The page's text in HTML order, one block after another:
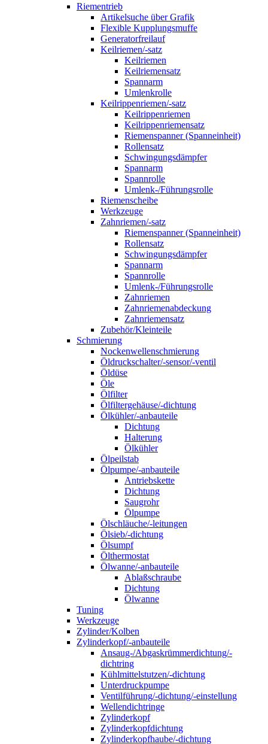
Riementrieb
Artikelsuche über Grafik
Flexible Kupplungsmuffe
Generatorfreilauf
Keilriemen/-satz
Keilriemen
Keilriemensatz
Spannarm
Umlenkrolle
Keilrippenriemen/-satz
Keilrippenriemen
Keilrippenriemensatz
Riemenspanner (Spanneinheit)
Rollensatz
Schwingungsdämpfer
Spannarm
Spannrolle
Umlenk-/Führungsrolle
Riemenscheibe
Werkzeuge
Zahnriemen/-satz
Riemenspanner (Spanneinheit)
Rollensatz
Schwingungsdämpfer
Spannarm
Spannrolle
Umlenk-/Führungsrolle
Zahnriemen
Zahnriemenabdeckung
Zahnriemensatz
Zubehör/Kleinteile
Schmierung
Nockenwellenschmierung
Öldruckschalter/-sensor/-ventil
Öldüse
Öle
Ölfilter
Ölfiltergehäuse/-dichtung
Ölkühler/-anbauteile
Dichtung
Halterung
Ölkühler
Ölpeilstab
Ölpumpe/-anbauteile
Antriebskette
Dichtung
Saugrohr
Ölpumpe
Ölschläuche/-leitungen
Ölsieb/-dichtung
Ölsumpf
Ölthermostat
Ölwanne/-anbauteile
Ablaßschraube
Dichtung
Ölwanne
Tuning
Werkzeuge
Zylinder/Kolben
Zylinderkopf/-anbauteile
Ansaug-/Abgaskrümmerdichtung/-
dichtring
Kühlmittelstutzen/-dichtung
Unterdruckpumpe
Ventilführung/-dichtung/-einstellung
Wellendichtringe
Zylinderkopf
Zylinderkopfdichtung
Zylinderkopfhaube/-dichtung